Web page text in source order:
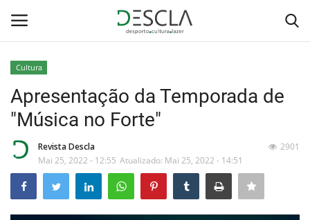
Home
...by Descla
Desporto
Cultura
Apresentação da Temporada de
"Música no Forte"
Revista Descla
Mai 25, 2022 - 12:55 Atualizado: Mai 25, 2022 - 14:51
2901